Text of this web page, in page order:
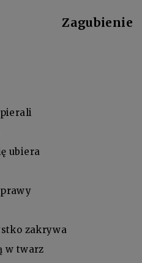
Zagubienie
ubiera
zakrywa
w twarz